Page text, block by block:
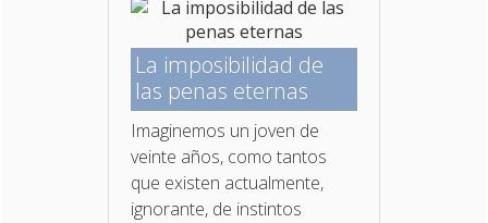
La imposibilidad de
las penas eternas
Imaginemos un joven de
veinte años, como tantos
que existen actualmente,
ignorante, de instintos